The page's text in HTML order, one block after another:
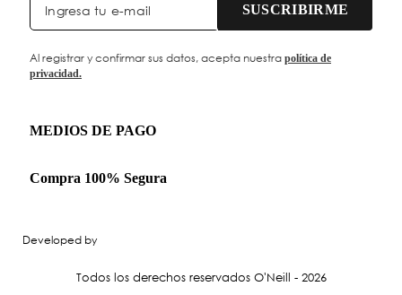
SUSCRIBIRME
Al registrar y confirmar sus datos, acepta nuestra política de
privacidad.
MEDIOS DE PAGO
Compra 100% Segura
Todos los derechos reservados O'Neill - 2026
Developed by